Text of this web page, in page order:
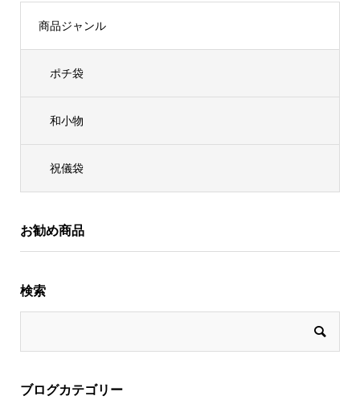
商品ジャンル
ポチ袋
和小物
祝儀袋
お勧め商品
検索
ブログカテゴリー